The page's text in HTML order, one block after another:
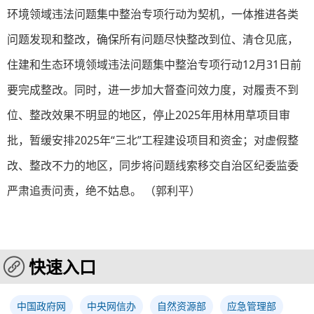
环境领域违法问题集中整治专项行动为契机，一体推进各类
问题发现和整改，确保所有问题尽快整改到位、清仓见底，
住建和生态环境领域违法问题集中整治专项行动12月31日前
要完成整改。同时，进一步加大督查问效力度，对履责不到
位、整改效果不明显的地区，停止2025年用林用草项目审
批，暂缓安排2025年“三北”工程建设项目和资金；对虚假整
改、整改不力的地区，同步将问题线索移交自治区纪委监委
严肃追责问责，绝不姑息。 （郭利平）
快速入口
中国政府网 中央网信办 自然资源部 应急管理部